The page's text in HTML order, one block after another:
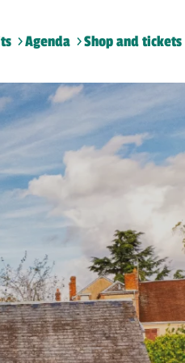
Agenda Shop and tickets